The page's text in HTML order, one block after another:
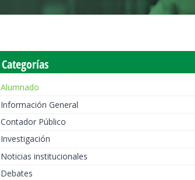
Categorías
Alumnado
Información General
Contador Público
Investigación
Noticias institucionales
Debates